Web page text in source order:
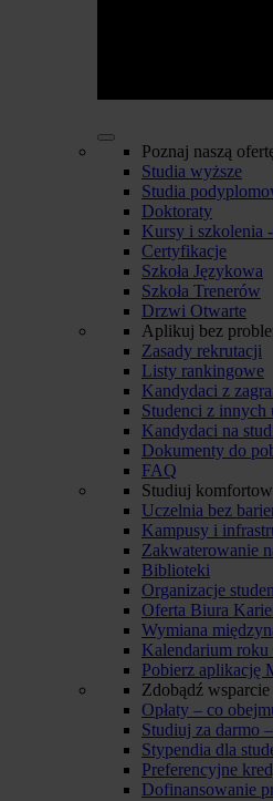
Poznaj naszą
Studia wyższe
Studia
Doktoraty
Kursy i szkolenia
Certyfikacje
Szkoła Językowa
Szkoła Trenerów
Drzwi Otwarte
Aplikuj bez
Zasady rekrutacji
Listy rankingowe
Kandydaci z
Studenci z innych
Kandydaci na
Dokumenty do
FAQ
Studiuj
Uczelnia bez
Kampusy i
Zakwaterowanie
Biblioteki
Organizacje
Oferta Biura
Wymiana
Kalendarium roku
Pobierz aplikację
Zdobądź
Opłaty – co
Studiuj za darmo
Stypendia dla
Preferencyjne
Dofinansowanie